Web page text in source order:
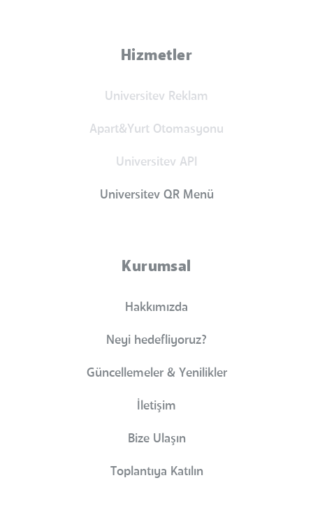
Hizmetler
Universitev Reklam
Apart&Yurt Otomasyonu
Universitev API
Universitev QR Menü
Kurumsal
Hakkımızda
Neyi hedefliyoruz?
Güncellemeler & Yenilikler
İletişim
Bize Ulaşın
Toplantıya Katılın